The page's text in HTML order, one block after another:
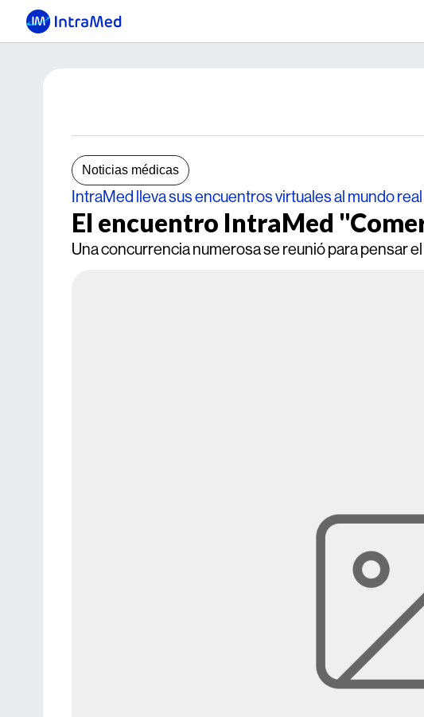
Noticias médicas
IntraMed lleva sus encuentros virtuales al mundo real
El encuentro IntraMed
Una concurrencia numerosa se reunió para pensar